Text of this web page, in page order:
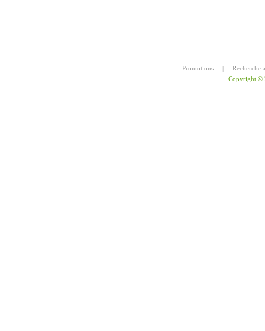
Promotions |
Recherche
Copyright ©